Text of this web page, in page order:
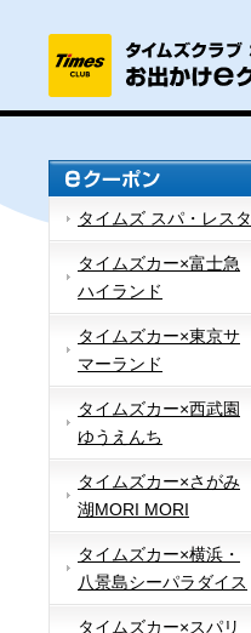
タイムズ スパ・レスタ
タイムズカー×富士急
ハイランド
タイムズカー×東京サ
マーランド
タイムズカー×西武園
ゆうえんち
タイムズカー×さがみ
湖MORI MORI
タイムズカー×横浜・
八景島シーパラダイス
タイムズカー×スパリ